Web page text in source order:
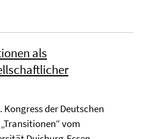
als
Kongress der Deutschen
vom